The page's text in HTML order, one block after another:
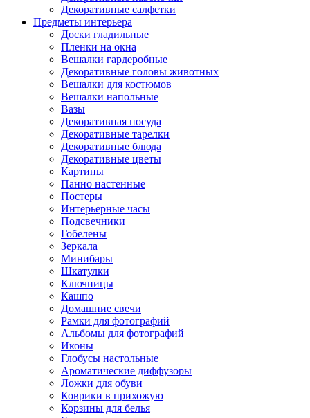
Декоративные салфетки
Предметы интерьера
Доски гладильные
Пленки на окна
Вешалки гардеробные
Декоративные головы животных
Вешалки для костюмов
Вешалки напольные
Вазы
Декоративная посуда
Декоративные тарелки
Декоративные блюда
Декоративные цветы
Картины
Панно настенные
Постеры
Интерьерные часы
Подсвечники
Гобелены
Зеркала
Минибары
Шкатулки
Ключницы
Кашпо
Домашние свечи
Рамки для фотографий
Альбомы для фотографий
Иконы
Глобусы настольные
Ароматические диффузоры
Ложки для обуви
Коврики в прихожую
Корзины для белья